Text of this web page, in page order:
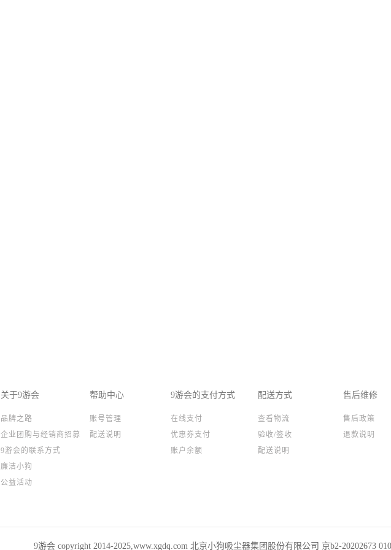
关于9游会
品牌之路
企业团购与经销商招募
9游会的联系方式
廉洁小狗
公益活动
帮助中心
账号管理
配送说明
9游会的支付方式
在线支付
优惠券支付
账户余额
配送方式
查看物流
验收/签收
配送说明
售后维修
售后政策
退款说明
9游会 copyright 2014-2025,www.xgdq.com 北京小狗吸尘器集团股份有限公司 京b2-20202673